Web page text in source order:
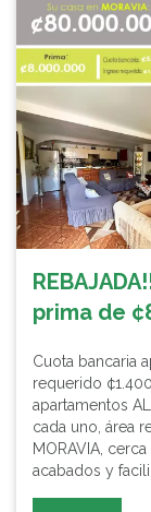
prima de
Cuota bancaria
requerido
apartamentos
cada uno, área
MORAVIA,
acabados y